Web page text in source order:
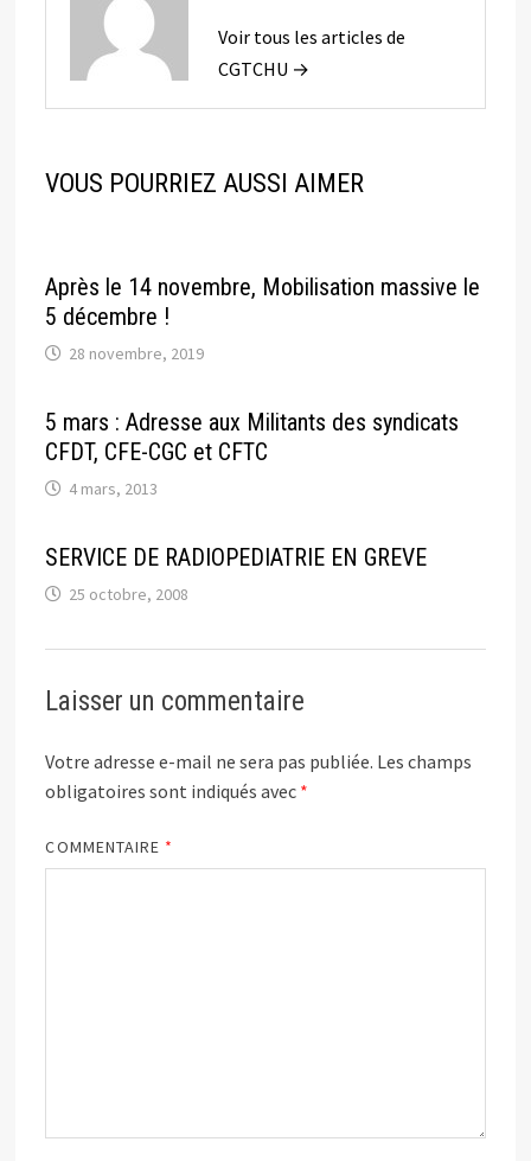
Voir tous les articles de
CGTCHU →
VOUS POURRIEZ AUSSI AIMER
Après le 14 novembre, Mobilisation massive le
5 décembre !
28 novembre, 2019
5 mars : Adresse aux Militants des syndicats
CFDT, CFE-CGC et CFTC
4 mars, 2013
SERVICE DE RADIOPEDIATRIE EN GREVE
25 octobre, 2008
Laisser un commentaire
Votre adresse e-mail ne sera pas publiée. Les champs
obligatoires sont indiqués avec *
COMMENTAIRE *